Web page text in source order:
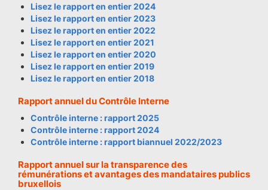
Lisez le rapport en entier 2024
Lisez le rapport en entier 2023
Lisez le rapport en entier 2022
Lisez le rapport en entier 2021
Lisez le rapport en entier 2020
Lisez le rapport en entier 2019
Lisez le rapport en entier 2018
Rapport annuel du Contrôle Interne
Contrôle interne : rapport 2025
Contrôle interne : rapport 2024
Contrôle interne : rapport biannuel 2022/2023
Rapport annuel sur la transparence des
rémunérations et avantages des mandataires publics
bruxellois